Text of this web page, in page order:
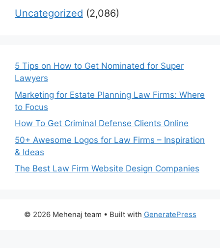
Uncategorized (2,086)
5 Tips on How to Get Nominated for Super
Lawyers
Marketing for Estate Planning Law Firms: Where
to Focus
How To Get Criminal Defense Clients Online
50+ Awesome Logos for Law Firms – Inspiration
& Ideas
The Best Law Firm Website Design Companies
© 2026 Mehenaj team • Built with GeneratePress